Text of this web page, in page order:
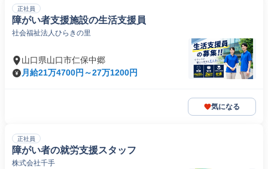
正社員
障がい者支援施設の生活支援員
社会福祉法人ひらきの里
山口県山口市仁保中郷
月給21万4700円～27万1200円
気になる
正社員
障がい者の就労支援スタッフ
株式会社千手